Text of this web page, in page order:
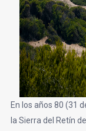
En los años 80 (31
la Sierra del Retín de